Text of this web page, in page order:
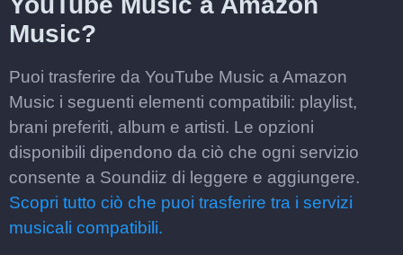
Music?
Puoi trasferire da YouTube Music a Amazon
Music i seguenti elementi compatibili: playlist,
brani preferiti, album e artisti. Le opzioni
disponibili dipendono da ciò che ogni servizio
consente a Soundiiz di leggere e aggiungere.
Scopri tutto ciò che puoi trasferire tra i servizi
musicali compatibili.